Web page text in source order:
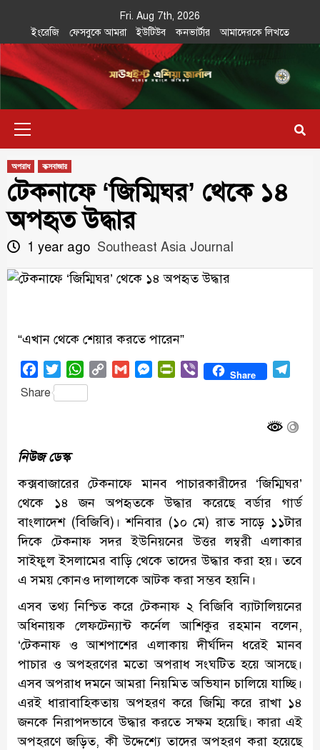
content
Fri. Aug 7th, 2026
ইংরেজি
ফেসবুকে আমরা ইউটিউব কনভার্টার আমাদেরকে লিখতে
Southeast
Asia Journal
IN SEARCH OF THE TRUTH
অপরাধ কক্সবাজার
টেকনাফে ‘জিম্মিঘর’ থেকে ১৪
অপহৃত উদ্ধার
1 year ago Southeast Asia Journal
“এখান থেকে শেয়ার করতে পারেন”
FacebookTwitterWhatsApp
Copy
Gmail MessengerPrintFriendly
Viber Share
Share
নিউজ ডেস্ক
কক্সবাজারের টেকনাফে মানব পাচারকারীদের ‘জিম্মিঘর’
থেকে ১৪ জন অপহৃতকে উদ্ধার করেছে বর্ডার গার্ড
বাংলাদেশ (বিজিবি)। শনিবার (১০ মে) রাত সাড়ে ১১টার
দিকে টেকনাফ সদর ইউনিয়নের উত্তর লম্বরী এলাকার
সাইফুল ইসলামের বাড়ি থেকে তাদের উদ্ধার করা হয়। তবে
এ সময় কোনও দালালকে আটক করা সম্ভব হয়নি।
এসব তথ্য নিশ্চিত করে টেকনাফ ২ বিজিবি ব্যাটালিয়নের
অধিনায়ক লেফটেন্যান্ট কর্নেল আশিকুর রহমান বলেন,
‘টেকনাফ ও আশপাশের এলাকায় দীর্ঘদিন ধরেই মানব
পাচার ও অপহরণের মতো অপরাধ সংঘটিত হয়ে আসছে।
এসব অপরাধ দমনে আমরা নিয়মিত অভিযান চালিয়ে যাচ্ছি।
এরই ধারাবাহিকতায় অপহরণ করে জিম্মি করে রাখা ১৪
জনকে নিরাপদভাবে উদ্ধার করতে সক্ষম হয়েছি। কারা এই
অপহরণে জড়িত, কী উদ্দেশ্যে তাদের অপহরণ করা হয়েছে